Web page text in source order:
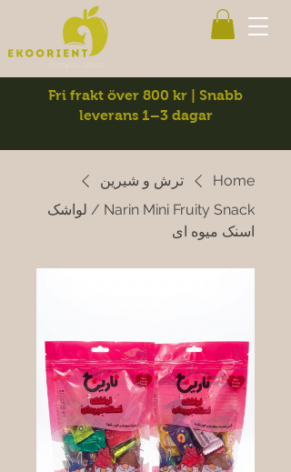
Fri frakt över 800 kr | Snabb
leverans 1–3 dagar
Home
ترش و شیرین
Narin Mini Fruity Snack / لواشک
اسنک میوه ای